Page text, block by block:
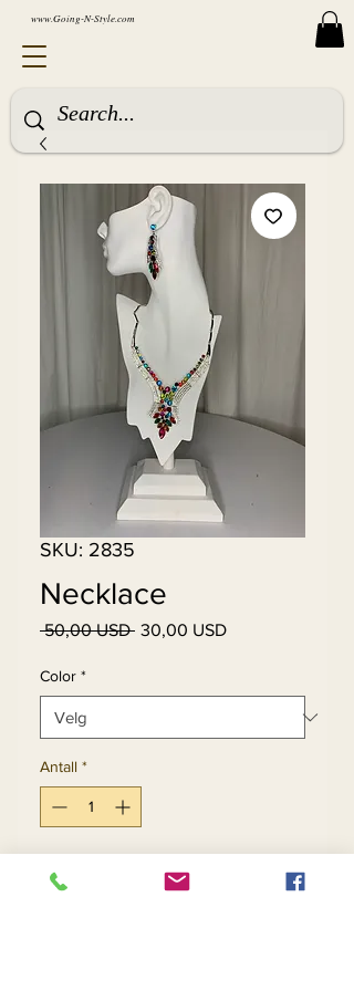
www.Going-N-Style.com
SKU: 2835
Necklace
50,00 USD Vanlig
30,00 USDSalgspris
Color *
Antall *
Legg til i handlekurv